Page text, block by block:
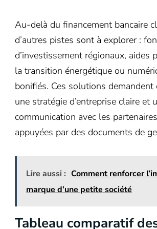
Au-delà du financement bancaire
d’autres pistes sont à explorer :
d’investissement régionaux, aides
la transition énergétique ou
bonifiés. Ces solutions demandent
une stratégie d’entreprise claire et
communication avec les
appuyées par des documents de
Lire aussi : Comment renforcer
marque d’une petite société
Tableau comparatif